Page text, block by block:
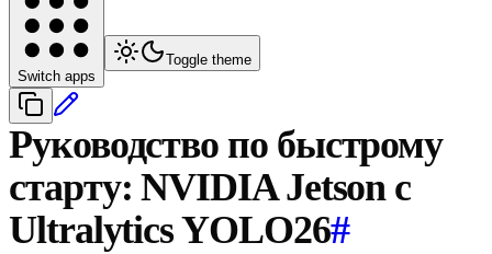
Switch apps
Toggle theme
Руководство по быстрому
старту: NVIDIA Jetson с
Ultralytics YOLO26#